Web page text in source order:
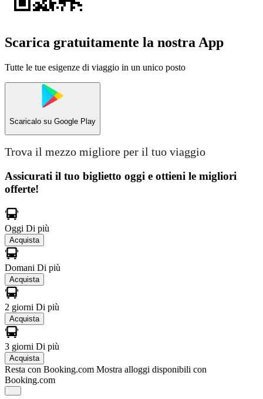
Scarica gratuitamente la nostra App
Tutte le tue esigenze di viaggio in un unico posto
Scaricalo su Google Play
Trova il mezzo migliore per il tuo viaggio
Assicurati il ​​tuo biglietto oggi e ottieni le migliori
offerte!
Oggi Di più
Acquista
Domani Di più
Acquista
2 giorni Di più
Acquista
3 giorni Di più
Acquista
Resta con Booking.com Mostra alloggi disponibili con
Booking.com